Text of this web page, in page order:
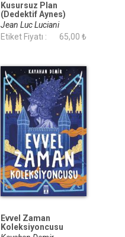
Kusursuz Plan
(Dedektif Aynes)
Jean Luc Luciani
Etiket Fiyatı :
65,00 ₺
Evvel Zaman
Koleksiyoncusu